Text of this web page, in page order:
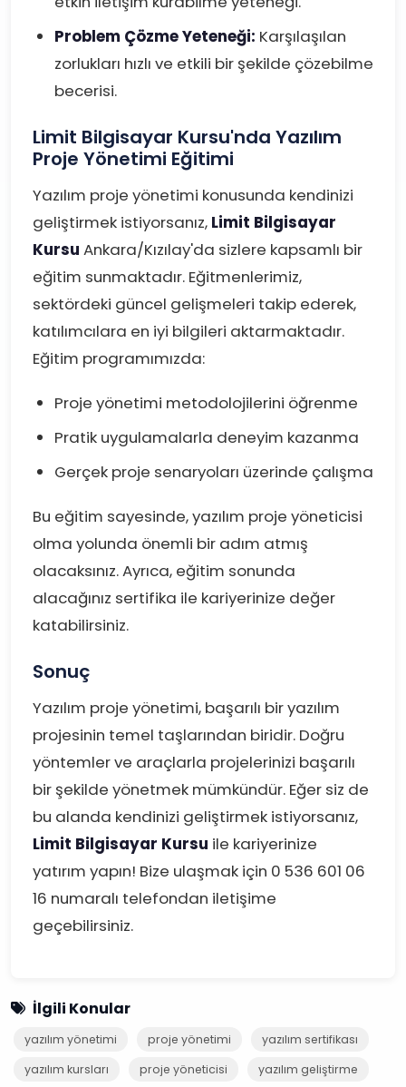
Problem Çözme Yeteneği: Karşılaşılan
zorlukları hızlı ve etkili bir şekilde çözebilme
becerisi.
Limit Bilgisayar Kursu'nda Yazılım
Proje Yönetimi Eğitimi
Yazılım proje yönetimi konusunda kendinizi
geliştirmek istiyorsanız, Limit Bilgisayar
Kursu Ankara/Kızılay'da sizlere kapsamlı bir
eğitim sunmaktadır. Eğitmenlerimiz,
sektördeki güncel gelişmeleri takip ederek,
katılımcılara en iyi bilgileri aktarmaktadır.
Eğitim programımızda:
Proje yönetimi metodolojilerini öğrenme
Pratik uygulamalarla deneyim kazanma
Gerçek proje senaryoları üzerinde çalışma
Bu eğitim sayesinde, yazılım proje yöneticisi
olma yolunda önemli bir adım atmış
olacaksınız. Ayrıca, eğitim sonunda
alacağınız sertifika ile kariyerinize değer
katabilirsiniz.
Sonuç
Yazılım proje yönetimi, başarılı bir yazılım
projesinin temel taşlarından biridir. Doğru
yöntemler ve araçlarla projelerinizi başarılı
bir şekilde yönetmek mümkündür. Eğer siz de
bu alanda kendinizi geliştirmek istiyorsanız,
Limit Bilgisayar Kursu ile kariyerinize
yatırım yapın! Bize ulaşmak için 0 536 601 06
16 numaralı telefondan iletişime
geçebilirsiniz.
İlgili Konular
yazılım yönetimi proje yönetimi
yazılım sertifikası
yazılım kursları
proje yöneticisi yazılım geliştirme